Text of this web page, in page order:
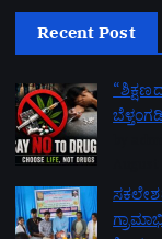
Recent Post